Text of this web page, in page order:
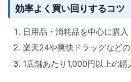
効率よく買い回りするコツ
日用品・消耗品を中心に購入
楽天24や爽快ドラッグなど
1店舗あたり1,000円以上の購